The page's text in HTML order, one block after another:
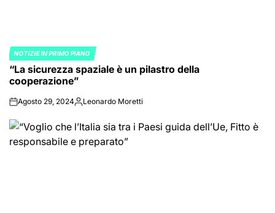
POSTED
IN
NOTIZIE IN PRIMO PIANO
“La sicurezza spaziale è un pilastro della
cooperazione”
onAgosto 29, 2024Posted
Leonardo Moretti